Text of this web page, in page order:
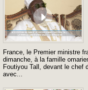
France, le Premier ministre
dimanche, à la famille
Foutiyou Tall, devant le chef
avec...